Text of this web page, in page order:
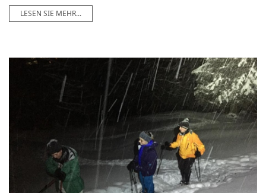
LESEN SIE MEHR...